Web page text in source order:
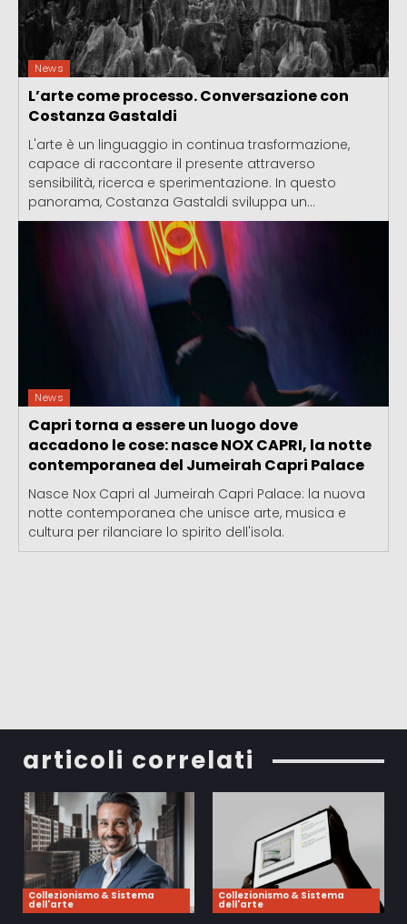
News
L’arte come processo. Conversazione con
Costanza Gastaldi
L'arte è un linguaggio in continua trasformazione,
capace di raccontare il presente attraverso
sensibilità, ricerca e sperimentazione. In questo
panorama, Costanza Gastaldi sviluppa un...
News
Capri torna a essere un luogo dove
accadono le cose: nasce NOX CAPRI, la notte
contemporanea del Jumeirah Capri Palace
Nasce Nox Capri al Jumeirah Capri Palace: la nuova
notte contemporanea che unisce arte, musica e
cultura per rilanciare lo spirito dell'isola.
articoli correlati
Collezionismo & Sistema
dell'arte
Collezionismo & Sistema
dell'arte